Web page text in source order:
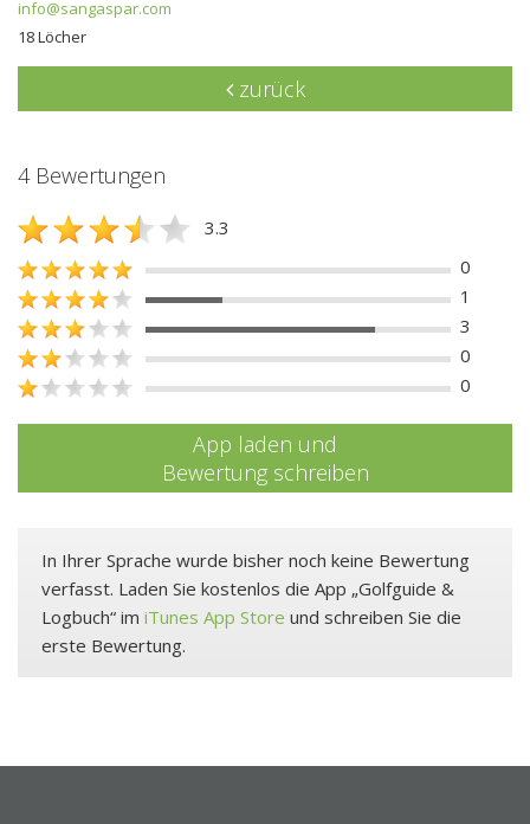
info@sangaspar.com
18 Löcher
zurück
4 Bewertungen
3.3
0
1
3
0
0
App laden und
Bewertung schreiben
In Ihrer Sprache wurde bisher noch keine Bewertung
verfasst. Laden Sie kostenlos die App „Golfguide &
Logbuch“ im iTunes App Store und schreiben Sie die
erste Bewertung.